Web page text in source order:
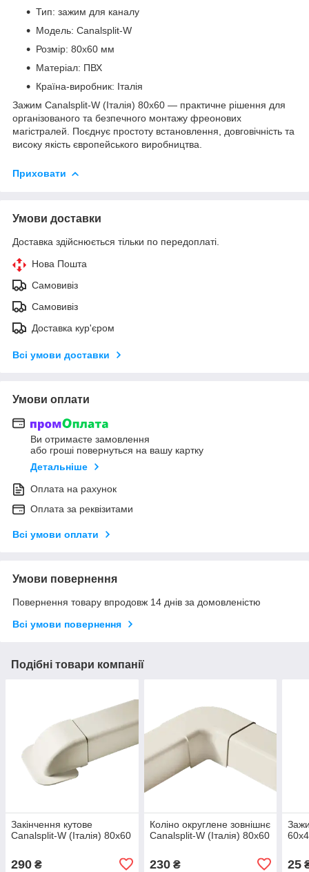
Тип: зажим для каналу
Модель: Canalsplit-W
Розмір: 80х60 мм
Матеріал: ПВХ
Країна-виробник: Італія
Зажим Canalsplit-W (Італія) 80х60 — практичне рішення для
організованого та безпечного монтажу фреонових
магістралей. Поєднує простоту встановлення, довговічність та
високу якість європейського виробництва.
Приховати
Умови доставки
Доставка здійснюється тільки по передоплаті.
Нова Пошта
Самовивіз
Самовивіз
Доставка кур'єром
Всі умови доставки
Умови оплати
Ви отримаєте замовлення
або гроші повернуться на вашу картку
Детальніше
Оплата на рахунок
Оплата за реквізитами
Всі умови оплати
Умови повернення
Повернення товару впродовж 14 днів за домовленістю
Всі умови повернення
Подібні товари компанії
Закінчення кутове
Canalsplit-W (Італія) 80х60
290 ₴
Коліно округлене зовнішнє
Canalsplit-W (Італія) 80х60
230₴ 25